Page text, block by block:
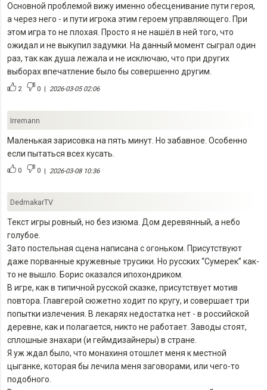
Основной проблемой вижу именно обесценивание пути героя,
а через него - и пути игрока этим героем управляющего. При
этом игра то не плохая. Просто я не нашёл в ней того, что
ожидал и не выкупил задумки. На данный момент сыграл один
раз, так как душа лежала и не исключаю, что при других
выборах впечатление было бы совершенно другим.
2 0 | 2026-03-05 02:06
Irremann
Маленькая зарисовка на пять минут. Но забавное. Особенно
если пытаться всех кусать.
0 0 | 2026-03-08 10:36
DedmakarTV
Текст игры ровный, но без изюма. Дом деревянный, а небо
голубое.
Зато постельная сцена написана с огоньком. Присутствуют
даже порванные кружевные трусики. Но русских “Сумерек” как-
то не вышло. Борис оказался ипохондриком.
В игре, как в типичной русской сказке, присутствует мотив
повтора. Главгерой сюжетно ходит по кругу, и совершает три
попытки излечения. В лекарях недостатка нет - в российской
деревне, как и полагается, никто не работает. Заводы стоят,
сплошные знахари (и геймдизайнеры) в стране.
Я уж ждал было, что монахиня отошлет меня к местной
цыганке, которая бы лечила меня заговорами, или чего-то
подобного.